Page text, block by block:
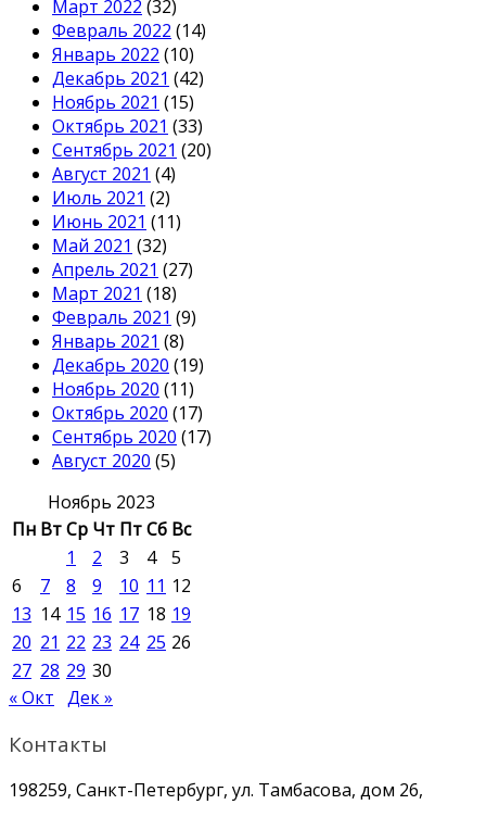
Март 2022 (32)
Февраль 2022 (14)
Январь 2022 (10)
Декабрь 2021 (42)
Ноябрь 2021 (15)
Октябрь 2021 (33)
Сентябрь 2021 (20)
Август 2021 (4)
Июль 2021 (2)
Июнь 2021 (11)
Май 2021 (32)
Апрель 2021 (27)
Март 2021 (18)
Февраль 2021 (9)
Январь 2021 (8)
Декабрь 2020 (19)
Ноябрь 2020 (11)
Октябрь 2020 (17)
Сентябрь 2020 (17)
Август 2020 (5)
Ноябрь 2023
Пн ВтСр Чт ПтСб Вс
1
2 3 4
5
6
7 8 9 10 11 12
13 14 15 16 17 18 19
20 21 22 23 24 25 26
27 28 29 30
« Окт Дек »
Контакты
198259, Санкт-Петербург, ул. Тамбасова, дом 26,